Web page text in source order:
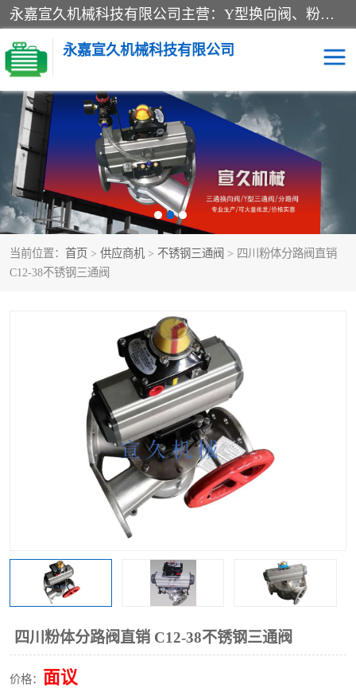
永嘉宣久机械科技有限公司主营：Y型换向阀、粉体换向阀、板式换向阀、三通换向阀、三通换向器、三通分路阀、管路换向阀等产品及服务。
永嘉宣久机械科技有限公司
当前位置： 首页 > 供应商机 > 不锈钢三通阀 > 四川粉体分路阀直销
C12-38不锈钢三通阀
四川粉体分路阀直销 C12-38不锈钢三通阀
价格： 面议
换向阀 Y型换向阀
板式换向阀 粉料换向阀
粉体换向阀 管道换向阀
管路换向阀 三通换向阀
粉体三通阀
不锈钢三通阀
翻板转向阀
粉体转向阀 Y型球阀
气动球阀
粉体分路阀
管道换向器 管路换向器